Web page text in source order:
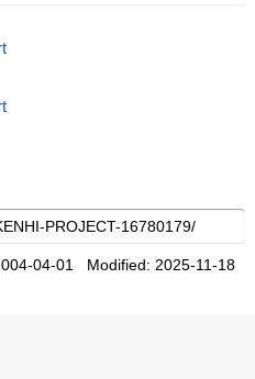
04-01 Modified: 2025-11-18